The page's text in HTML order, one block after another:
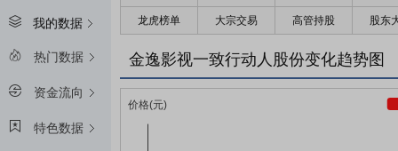
我的数据
热门数据
资金流向
特色数据
龙虎榜单 大宗交易 高管持股 股东
金逸影视一致行动人股份变化趋势图